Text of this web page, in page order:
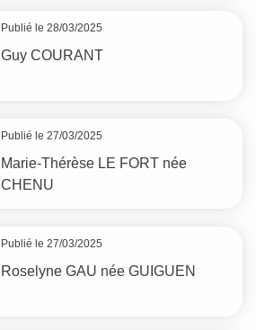
Publié le 28/03/2025
Guy COURANT
Publié le 27/03/2025
Marie-Thérèse LE FORT née
CHENU
Publié le 27/03/2025
Roselyne GAU née GUIGUEN